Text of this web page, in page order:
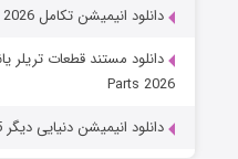
دانلود انیمیشن تکامل Evolution 2026
Parts 2026
دانلود انیمیشن دنیایی دیگر Another World 2025